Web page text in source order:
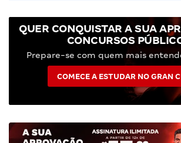
QUER CONQUISTAR A SUA
CONCURSOS
Prepare-se com quem mais
COMECE A ESTUDAR NO GRAN